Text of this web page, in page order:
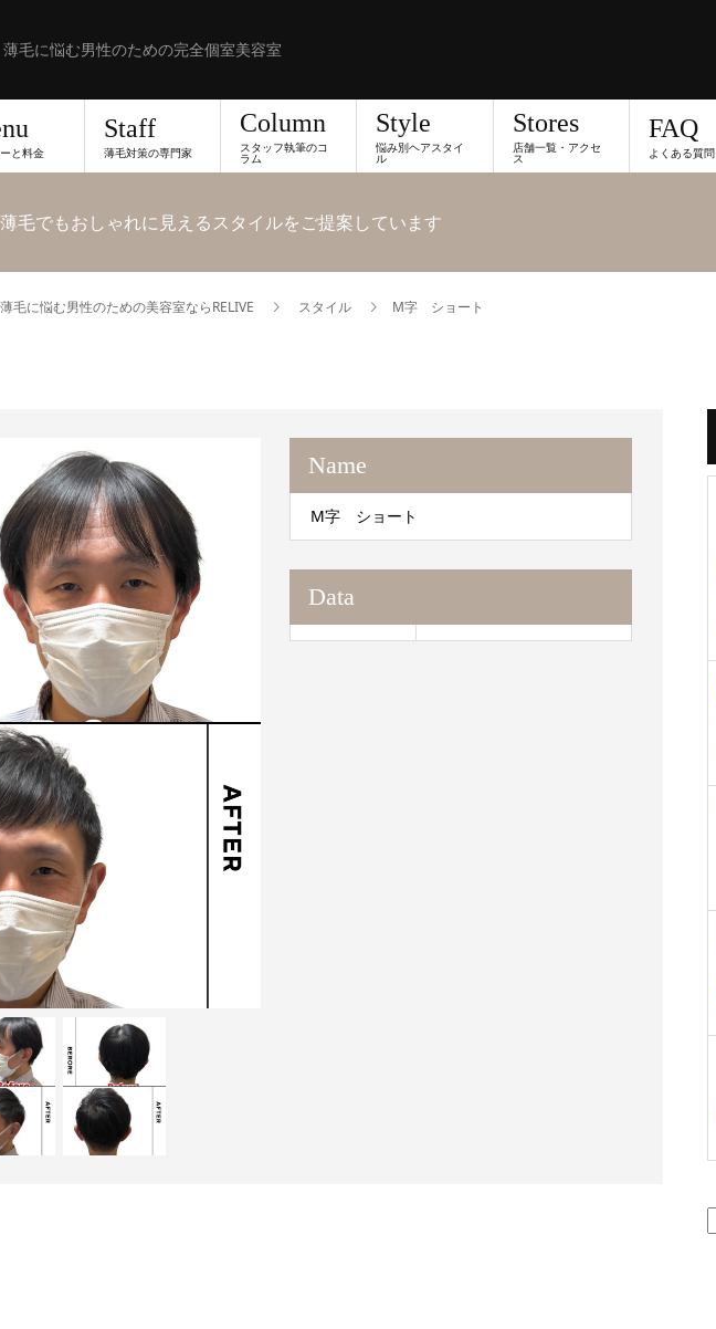
薄毛に悩む男性のための完全個室美容室
と料金
Staff
薄毛対策の専門家
Column
スタッフ執筆のコ
ラム
Style
悩み別ヘアスタイ
ル
Stores
店舗一覧・アクセ
ス
FAQ
よくある質問
薄毛でもおしゃれに見えるスタイルをご提案しています
薄毛に悩む男性のための美容室ならRELIVE スタイル M字 ショート
Name
M字 ショート
Data